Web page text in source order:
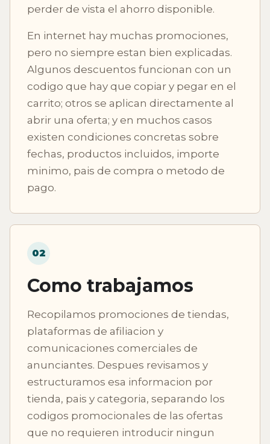
perder de vista el ahorro disponible.
En internet hay muchas promociones,
pero no siempre estan bien explicadas.
Algunos descuentos funcionan con un
codigo que hay que copiar y pegar en el
carrito; otros se aplican directamente al
abrir una oferta; y en muchos casos
existen condiciones concretas sobre
fechas, productos incluidos, importe
minimo, pais de compra o metodo de
pago.
02
Como trabajamos
Recopilamos promociones de tiendas,
plataformas de afiliacion y
comunicaciones comerciales de
anunciantes. Despues revisamos y
estructuramos esa informacion por
tienda, pais y categoria, separando los
codigos promocionales de las ofertas
que no requieren introducir ningun